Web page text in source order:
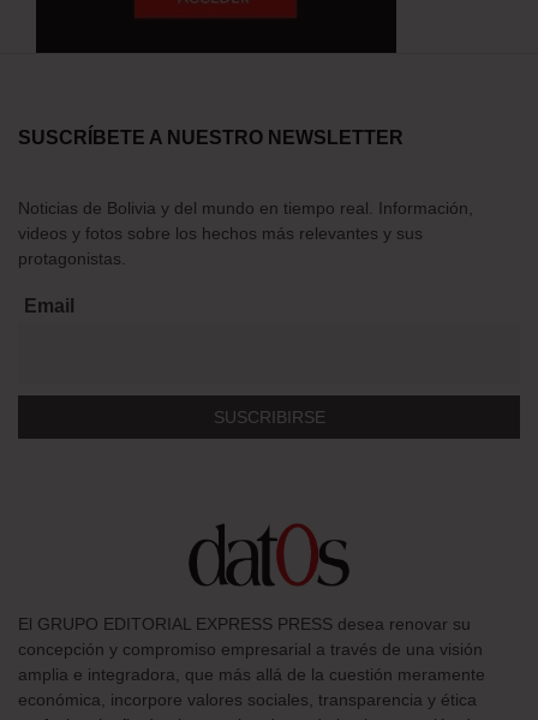
SUSCRÍBETE A NUESTRO NEWSLETTER
Noticias de Bolivia y del mundo en tiempo real. Información,
videos y fotos sobre los hechos más relevantes y sus
protagonistas.
Email
El GRUPO EDITORIAL EXPRESS PRESS desea renovar su
concepción y compromiso empresarial a través de una visión
amplia e integradora, que más allá de la cuestión meramente
económica, incorpore valores sociales, transparencia y ética